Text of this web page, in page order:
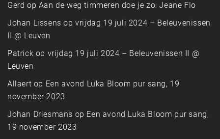
Gerd op Aan de weg timmeren doe je zo: Jeane Flo
Johan Lissens opvrijdag 19 juli 2024 – Beleuvenissen
II @ Leuven
Patrick op vrijdag 19 juli 2024 – Beleuvenissen II @
Leuven
Allaert op Een avond Luka Bloom pur sang, 19
november 2023
Johan Driesmans op Een avond Luka Bloom pur sang,
19 november 2023